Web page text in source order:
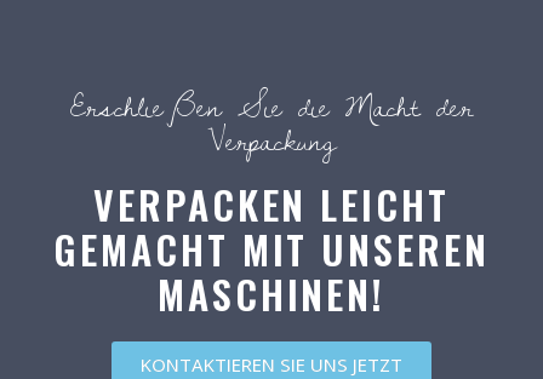
Erschließen Sie die Macht der
Verpackung
VERPACKEN LEICHT
GEMACHT MIT UNSEREN
MASCHINEN!
KONTAKTIEREN SIE UNS JETZT